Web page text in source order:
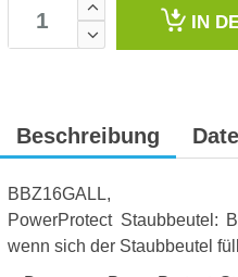
IN
Beschreibung
BBZ16GALL,
PowerProtect Staubbeutel:
wenn sich der Staubbeutel